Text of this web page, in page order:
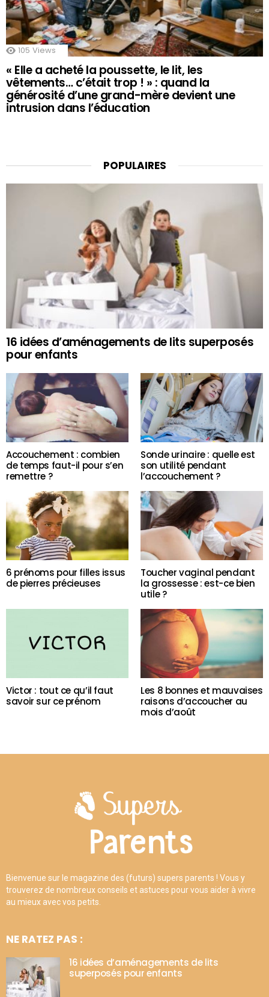
105 Views
« Elle a acheté la poussette, le lit, les
vêtements… c’était trop ! » : quand la
générosité d’une grand-mère devient une
intrusion dans l’éducation
POPULAIRES
16 idées d’aménagements de lits superposés
pour enfants
Accouchement : combien
de temps faut-il pour s’en
remettre ?
Sonde urinaire : quelle est
son utilité pendant
l’accouchement ?
6 prénoms pour filles issus
de pierres précieuses
Toucher vaginal pendant
la grossesse : est-ce bien
utile ?
Victor : tout ce qu’il faut
savoir sur ce prénom
Les 8 bonnes et mauvaises
raisons d’accoucher au
mois d’août
Bienvenue sur le magazine des (futurs) supers parents ! Vous y
trouverez de nombreux conseils et astuces pour vous aider à vivre
au mieux avec vos petits.
NE RATEZ PAS :
16 idées d’aménagements de lits
superposés pour enfants